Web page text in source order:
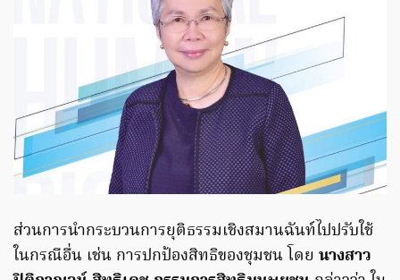
ส่วนการนำกระบวนการยุติธรรมเชิงสมานฉันท์ไปปรับใช้
ในกรณีอื่น เช่น การปกป้องสิทธิของชุมชน โดย นางสาว